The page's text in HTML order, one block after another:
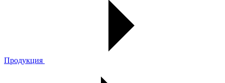
Продукция